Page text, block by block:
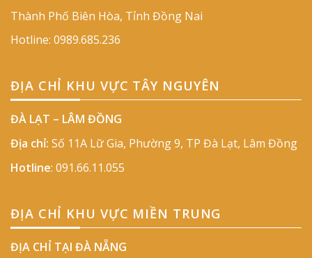
Thành Phố Biên Hòa, Tỉnh Đồng Nai
Hotline: 0989.685.236
ĐỊA CHỈ KHU VỰC TÂY NGUYÊN
ĐÀ LẠT – LÂM ĐỒNG
Địa chỉ: Số 11A Lữ Gia, Phường 9, TP Đà Lạt, Lâm Đồng
Hotline: 091.66.11.055
ĐỊA CHỈ KHU VỰC MIỀN TRUNG
ĐỊA CHỈ TẠI ĐÀ NẴNG